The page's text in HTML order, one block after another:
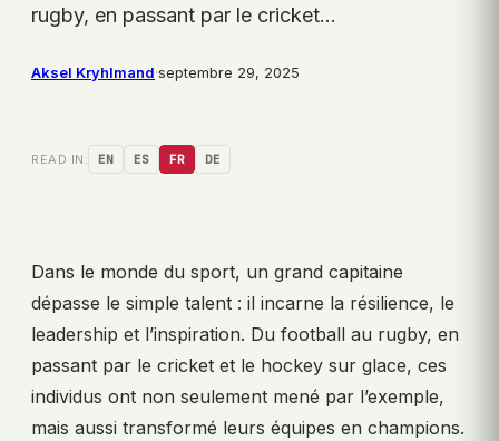
rugby, en passant par le cricket…
Aksel Kryhlmand·septembre 29, 2025
READ IN: EN ES FR DE
Dans le monde du sport, un grand capitaine
dépasse le simple talent : il incarne la résilience, le
leadership et l’inspiration. Du football au rugby, en
passant par le cricket et le hockey sur glace, ces
individus ont non seulement mené par l’exemple,
mais aussi transformé leurs équipes en champions.